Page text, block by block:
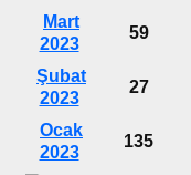
Mart
2023
59
Şubat
2023
27
Ocak
2023
135